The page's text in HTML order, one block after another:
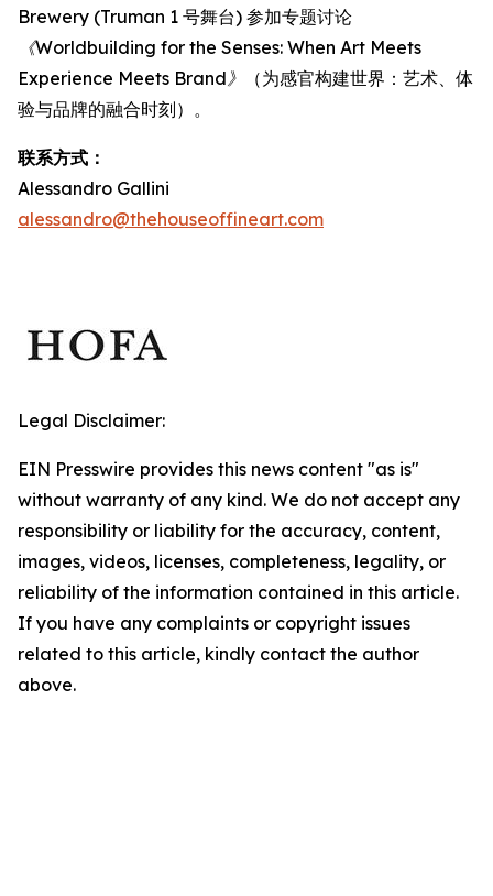
Brewery (Truman 1 号舞台) 参加专题讨论
《Worldbuilding for the Senses: When Art Meets
Experience Meets Brand》
（为感官构建世界：艺术、体
验与品牌的融合时刻）。
联系方式：
Alessandro Gallini
alessandro@thehouseoffineart.com
Legal Disclaimer:
EIN Presswire provides this news content "as is"
without warranty of any kind. We do not accept any
responsibility or liability for the accuracy, content,
images, videos, licenses, completeness, legality, or
reliability of the information contained in this article.
If you have any complaints or copyright issues
related to this article, kindly contact the author
above.